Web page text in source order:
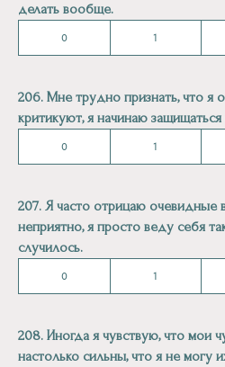
делать вообще.
0 1
206. Мне трудно признать, что я
критикуют, я начинаю
0 1
207. Я часто отрицаю очевидные
неприятно, я просто веду себя
случилось.
0 1
208. Иногда я чувствую, что мои
настолько сильны, что я не могу